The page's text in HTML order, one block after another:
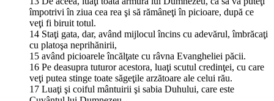
împotrivi în ziua cea rea şi să rămâneţi în picioare, după ce
veţi fi biruit totul.
14 Staţi gata, dar, având mijlocul încins cu adevărul, îmbrăcaţi
cu platoşa neprihănirii,
15 având picioarele încălţate cu râvna Evangheliei păcii.
16 Pe deasupra tuturor acestora, luaţi scutul credinţei, cu care
veţi putea stinge toate săgeţile arzătoare ale celui rău.
17 Luaţi şi coiful mântuirii şi sabia Duhului, care este